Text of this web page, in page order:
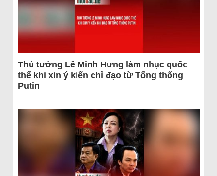
Thủ tướng Lê Minh Hưng làm nhục quốc
thể khi xin ý kiến chỉ đạo từ Tổng thống
Putin